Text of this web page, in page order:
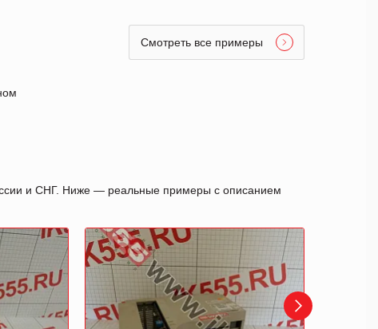
Смотреть все примеры
и СНГ. Ниже — реальные примеры с описанием